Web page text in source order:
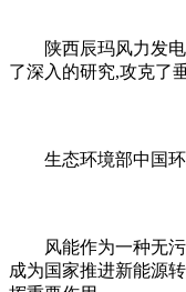
陕西辰玛风力发
了深入的研究,攻克了
生态环境部中国
风能作为一种无
成为国家推进新能源